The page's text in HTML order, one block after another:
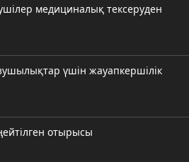
медициналық тексеруден
үшін жауапкершілік
отырысы